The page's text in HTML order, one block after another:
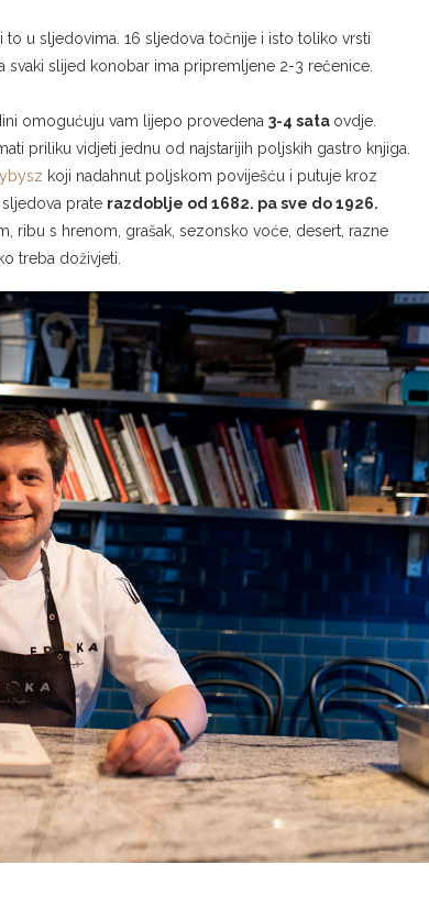
u sljedovima. 16 sljedova točnije i isto toliko vrsti
slijed konobar ima pripremljene 2-3 rečenice.
omogućuju vam lijepo provedena 3-4 sata ovdje.
priliku vidjeti jednu od najstarijih poljskih gastro knjiga.
koji nadahnut poljskom poviješću i putuje kroz
prate razdoblje od 1682. pa sve do 1926.
ribu s hrenom, grašak, sezonsko voće, desert, razne
treba doživjeti.